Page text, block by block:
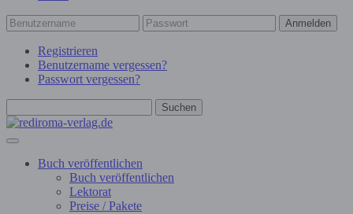
Anmelden
Registrieren
Benutzername vergessen?
Passwort vergessen?
Suchen
Buch veröffentlichen
Buch veröffentlichen
Lektorat
Preise / Pakete